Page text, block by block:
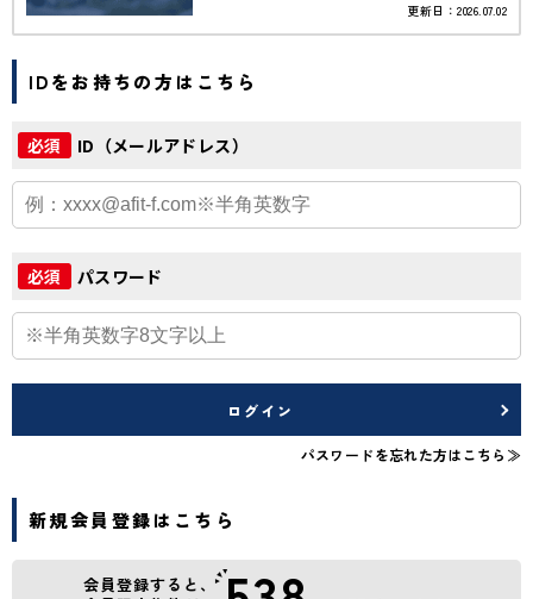
更新日：2026.07.02
IDをお持ちの方はこちら
必須 ID（メールアドレス）
必須 パスワード
ログイン
パスワードを忘れた方はこちら≫
新規会員登録はこちら
会員登録すると、